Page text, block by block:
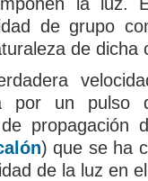
de grupo
de dicha
por un pulso
propagación
) que se ha
de la luz en